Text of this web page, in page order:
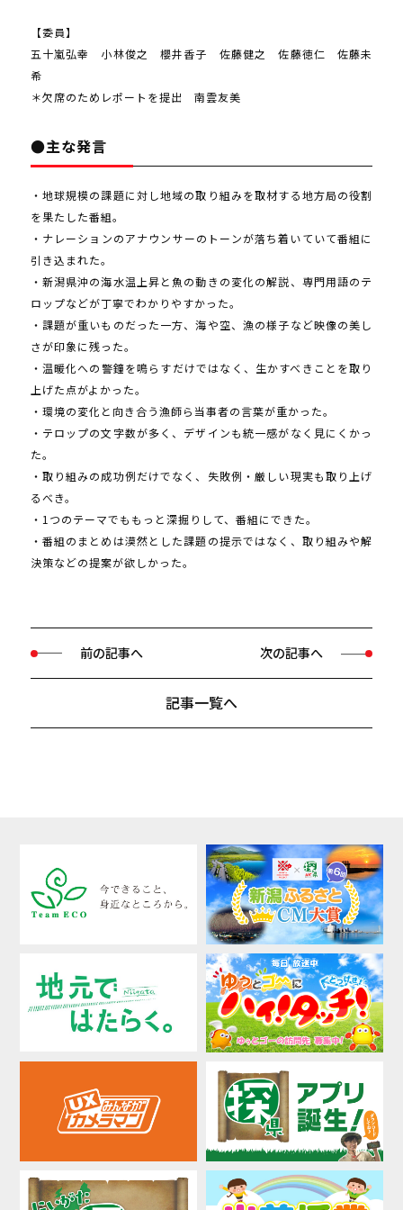
【委員】
五十嵐弘幸 小林俊之 櫻井香子 佐藤健之 佐藤徳仁 佐藤未
希
＊欠席のためレポートを提出 南雲友美
●主な発言
・地球規模の課題に対し地域の取り組みを取材する地方局の役割
を果たした番組。
・ナレーションのアナウンサーのトーンが落ち着いていて番組に
引き込まれた。
・新潟県沖の海水温上昇と魚の動きの変化の解説、専門用語のテ
ロップなどが丁寧でわかりやすかった。
・課題が重いものだった一方、海や空、漁の様子など映像の美し
さが印象に残った。
・温暖化への警鐘を鳴らすだけではなく、生かすべきことを取り
上げた点がよかった。
・環境の変化と向き合う漁師ら当事者の言葉が重かった。
・テロップの文字数が多く、デザインも統一感がなく見にくかっ
た。
・取り組みの成功例だけでなく、失敗例・厳しい現実も取り上げ
るべき。
・1つのテーマでももっと深掘りして、番組にできた。
・番組のまとめは漠然とした課題の提示ではなく、取り組みや解
決策などの提案が欲しかった。
前の記事へ
記事一覧へ
次の記事へ